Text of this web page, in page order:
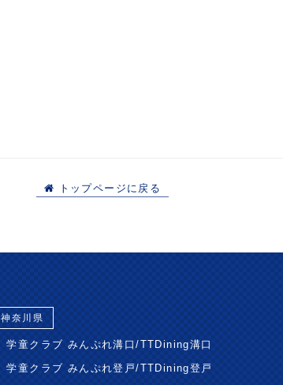
トップページに戻る
神奈川県
学童クラブ みんぷれ溝口/TTDining溝口
学童クラブ みんぷれ登戸/TTDining登戸